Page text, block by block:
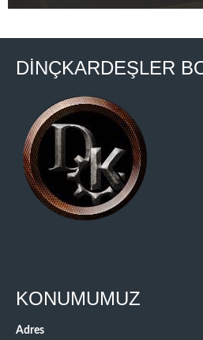
DİNÇKARDEŞLER
KONUMUMUZ
Adres